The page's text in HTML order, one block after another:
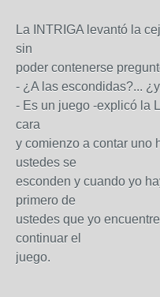
La INTRIGA levantó la
sin
poder contenerse
- ¿A las escondidas?...
- Es un juego -explicó la
cara
y comienzo a contar uno
ustedes se
esconden y cuando yo
primero de
ustedes que yo
continuar el
juego.